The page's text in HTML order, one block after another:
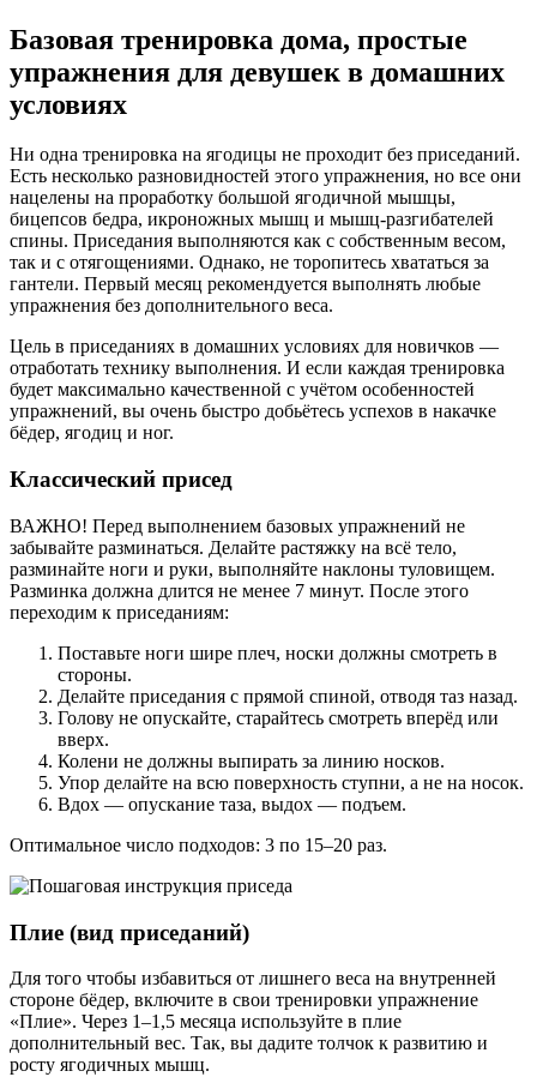
Базовая тренировка дома, простые
упражнения для девушек в домашних
условиях
Ни одна тренировка на ягодицы не проходит без приседаний.
Есть несколько разновидностей этого упражнения, но все они
нацелены на проработку большой ягодичной мышцы,
бицепсов бедра, икроножных мышц и мышц-разгибателей
спины. Приседания выполняются как с собственным весом,
так и с отягощениями. Однако, не торопитесь хвататься за
гантели. Первый месяц рекомендуется выполнять любые
упражнения без дополнительного веса.
Цель в приседаниях в домашних условиях для новичков —
отработать технику выполнения. И если каждая тренировка
будет максимально качественной с учётом особенностей
упражнений, вы очень быстро добьётесь успехов в накачке
бёдер, ягодиц и ног.
Классический присед
ВАЖНО! Перед выполнением базовых упражнений не
забывайте разминаться. Делайте растяжку на всё тело,
разминайте ноги и руки, выполняйте наклоны туловищем.
Разминка должна длится не менее 7 минут. После этого
переходим к приседаниям:
Поставьте ноги шире плеч, носки должны смотреть в
стороны.
Делайте приседания с прямой спиной, отводя таз назад.
Голову не опускайте, старайтесь смотреть вперёд или
вверх.
Колени не должны выпирать за линию носков.
Упор делайте на всю поверхность ступни, а не на носок.
Вдох — опускание таза, выдох — подъем.
Оптимальное число подходов: 3 по 15–20 раз.
Плие (вид приседаний)
Для того чтобы избавиться от лишнего веса на внутренней
стороне бёдер, включите в свои тренировки упражнение
«Плие». Через 1–1,5 месяца используйте в плие
дополнительный вес. Так, вы дадите толчок к развитию и
росту ягодичных мышц.